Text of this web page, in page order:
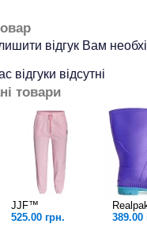
відгук Вам
відгуки відсутні
товари
JJF™
525.00 грн.
389.00